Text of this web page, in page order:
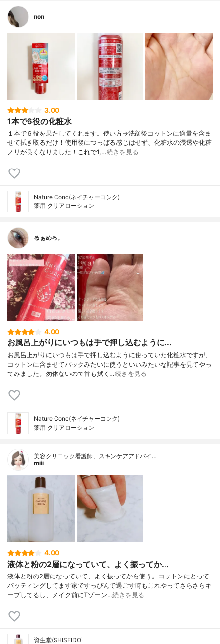
non
3.00
1本で6役の化粧水
１本で６役を果たしてくれます。使い方→洗顔後コットンに適量を含ま
せて拭き取るだけ！使用後につっぱる感じはせず、化粧水の浸透や化粧
ノリが良くなりました！これで1,…続きを見る
Nature Conc(ネイチャーコンク)
薬用 クリアローション
るぁめろ。
4.00
お風呂上がりにいつもは手で押し込むように...
お風呂上がりにいつもは手で押し込むように使っていた化粧水ですが、
コットンに含ませてパックみたいに使うといいみたいな記事を見てやっ
てみました。勿体ないので首も拭く…続きを見る
Nature Conc(ネイチャーコンク)
薬用 クリアローション
美容クリニック看護師、スキンケアアドバイ…
miii
4.00
液体と粉の2層になっていて、よく振ってか...
液体と粉の2層になっていて、よく振ってから使う。コットンにとって
パッティングしてます家ですっぴんで過ごす時もこれやってさらさらキ
ープしてるし、メイク前にTゾーン…続きを見る
資生堂(SHISEIDO)